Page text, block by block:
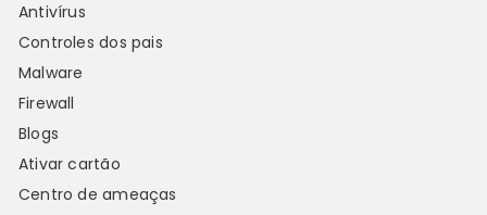
Antivírus
Controles dos pais
Malware
Firewall
Blogs
Ativar cartão
Centro de ameaças